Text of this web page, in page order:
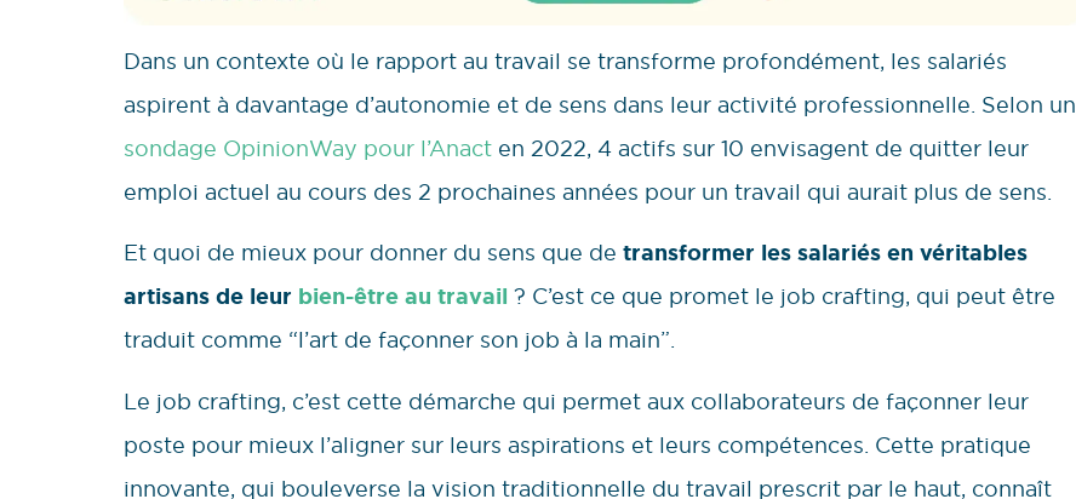
Dans un contexte où le rapport au travail se transforme profondément, les salariés
aspirent à davantage d’autonomie et de sens dans leur activité professionnelle. Selon un
sondage OpinionWay pour l’Anact en 2022, 4 actifs sur 10 envisagent de quitter leur
emploi actuel au cours des 2 prochaines années pour un travail qui aurait plus de sens.
Et quoi de mieux pour donner du sens que de transformer les salariés en véritables
artisans de leur bien-être au travail ? C’est ce que promet le job crafting, qui peut être
traduit comme “l’art de façonner son job à la main”.
Le job crafting, c’est cette démarche qui permet aux collaborateurs de façonner leur
poste pour mieux l’aligner sur leurs aspirations et leurs compétences. Cette pratique
innovante, qui bouleverse la vision traditionnelle du travail prescrit par le haut, connaît